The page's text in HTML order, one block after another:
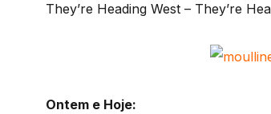
They’re Heading West – They’re
Ontem e Hoje: